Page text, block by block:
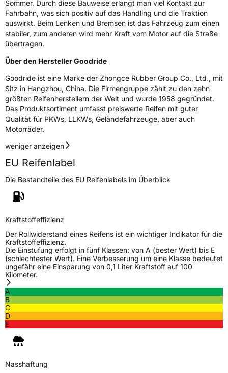
EPREL ID459733
Allgemeine Produktsicherheit (GPSR)
Herstellerkontakt
Deutschland, leoliao@zc-rubber.com
Sommer. Durch diese Bauweise erlangt man viel Kontakt zur
Fahrbahn, was sich positiv auf das Handling und die Traktion
auswirkt. Beim Lenken und Bremsen ist das Fahrzeug zum einen
stabiler, zum anderen wird mehr Kraft vom Motor auf die Straße
übertragen.
Über den Hersteller Goodride
Goodride ist eine Marke der Zhongce Rubber Group Co., Ltd., mit
Sitz in Hangzhou, China. Die Firmengruppe zählt zu den zehn
größten Reifenherstellern der Welt und wurde 1958 gegründet.
Das Produktsortiment umfasst preiswerte Reifen mit guter
Qualität für PKWs, LLKWs, Geländefahrzeuge, aber auch
Motorräder.
weniger anzeigen
EU Reifenlabel
Die Bestandteile des EU Reifenlabels im Überblick
Kraftstoffeffizienz
Der Rollwiderstand eines Reifens ist ein wichtiger Indikator für die
Kraftstoffeffizienz.
Die Einstufung erfolgt in fünf Klassen: von A (bester Wert) bis E
(schlechtester Wert). Eine Verbesserung um eine Klasse bedeutet
ungefähr eine Einsparung von 0,1 Liter Kraftstoff auf 100
Kilometer.
A
B
C
D
E
Nasshaftung